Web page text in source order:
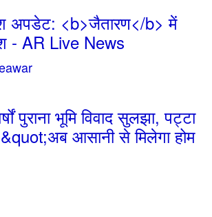
अपडेट: <b>जैतारण</b> में
- AR Live News
पुराना भूमि विवाद सुलझा, पट्टा
आसानी से मिलेगा होम